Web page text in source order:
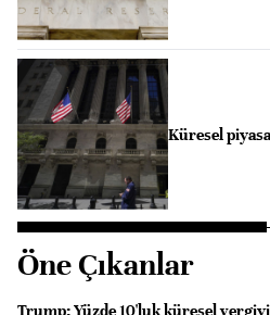
Küresel
Öne Çıkanlar
Trump: Yüzde 10'luk küresel vergiyi